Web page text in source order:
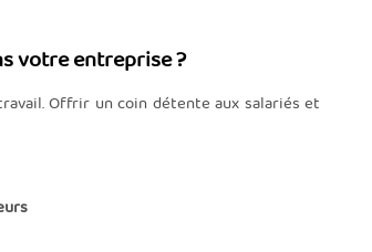
votre entreprise ?
Offrir un coin détente aux salariés et